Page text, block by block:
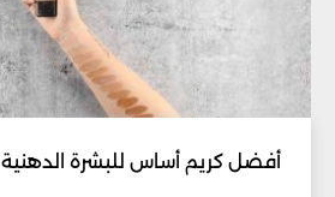
أفضل كريم أساس للبشرة الدهنية